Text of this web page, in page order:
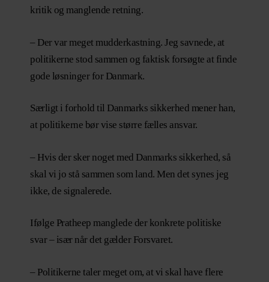
kritik og manglende retning.
– Der var meget mudderkastning. Jeg savnede, at
politikerne stod sammen og faktisk forsøgte at finde
gode løsninger for Danmark.
Særligt i forhold til Danmarks sikkerhed mener han,
at politikerne bør vise større fælles ansvar.
– Hvis der sker noget med Danmarks sikkerhed, så
skal vi jo stå sammen som land. Men det synes jeg
ikke, de signalerede.
Ifølge Pratheep manglede der konkrete politiske
svar – især når det gælder Forsvaret.
– Politikerne taler meget om, at vi skal have flere